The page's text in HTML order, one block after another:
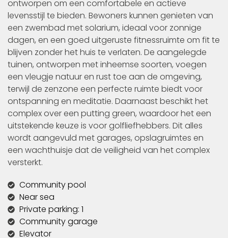
ontworpen om een comfortabele en actieve
levensstijl te bieden. Bewoners kunnen genieten van
een zwembad met solarium, ideaal voor zonnige
dagen, en een goed uitgeruste fitnessruimte om fit te
blijven zonder het huis te verlaten. De aangelegde
tuinen, ontworpen met inheemse soorten, voegen
een vleugje natuur en rust toe aan de omgeving,
terwijl de zenzone een perfecte ruimte biedt voor
ontspanning en meditatie. Daarnaast beschikt het
complex over een putting green, waardoor het een
uitstekende keuze is voor golfliefhebbers. Dit alles
wordt aangevuld met garages, opslagruimtes en
een wachthuisje dat de veiligheid van het complex
versterkt.
Community pool
Near sea
Private parking: 1
Community garage
Elevator